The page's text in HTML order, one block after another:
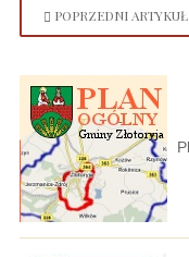
POPRZEDNI ARTYKUŁ